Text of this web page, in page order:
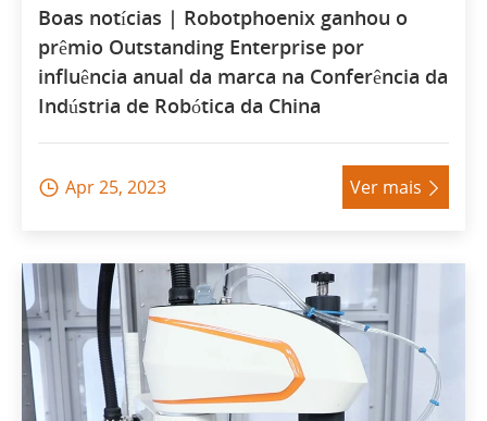
Boas notícias | Robotphoenix ganhou o
prêmio Outstanding Enterprise por
influência anual da marca na Conferência da
Indústria de Robótica da China
 Apr 25, 2023 Ver mais 